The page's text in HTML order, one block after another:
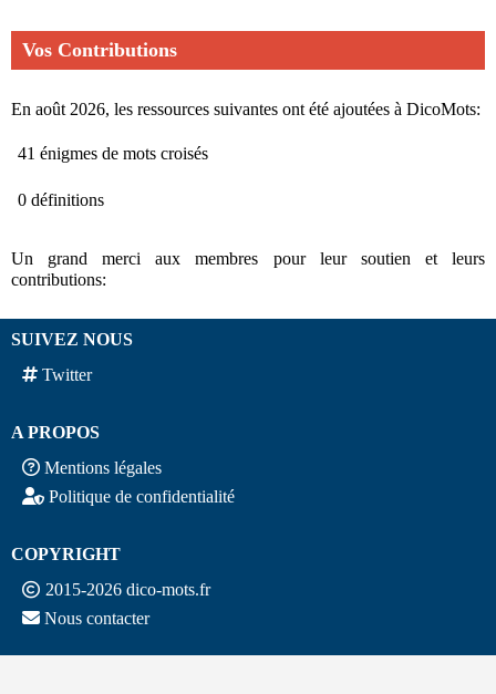
Vos Contributions
En août 2026, les ressources suivantes ont été ajoutées à DicoMots:
41 énigmes de mots croisés
0 définitions
Un grand merci aux membres pour leur soutien et leurs
contributions:
SUIVEZ NOUS
Twitter
A PROPOS
Mentions légales
Politique de confidentialité
COPYRIGHT
2015-2026 dico-mots.fr
Nous contacter